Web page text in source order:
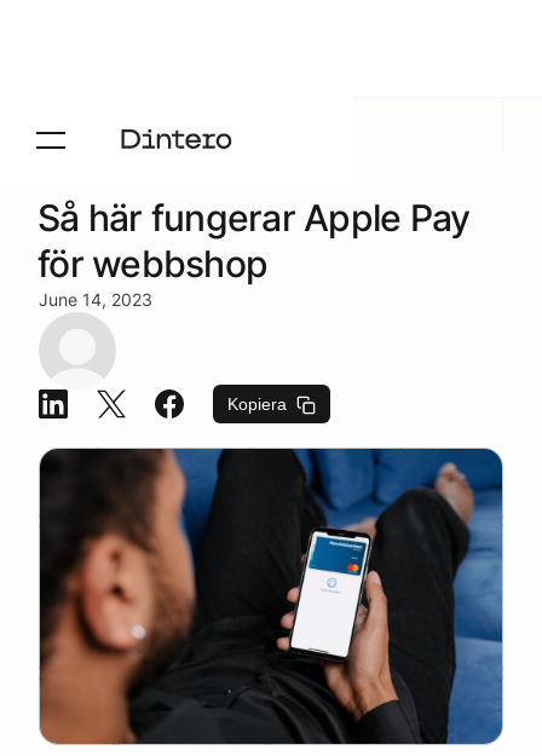
Aktuelt Blogg
Så här fungerar Apple Pay
för webbshop
June 14, 2023
Kopiera